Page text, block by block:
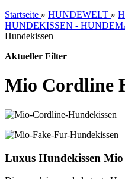
Startseite » HUNDEWELT »
HUNDEKISSEN -
Hundekissen
Aktueller Filter
Mio Cordline
Luxus Hundekissen